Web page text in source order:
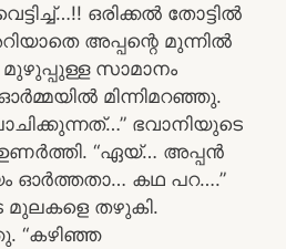
ഒരിക്കൽ തോട്ടിൽ
അപ്പന്റെ മുന്നിൽ
മുഴുപ്പുള്ള സാമാനം
മിന്നിമറഞ്ഞു.
ഭവാനിയുടെ
“ഏയ്… അപ്പൻ
ഓർത്തതാ… കഥ പറ….”
തഴുകി.
“കഴിഞ്ഞ